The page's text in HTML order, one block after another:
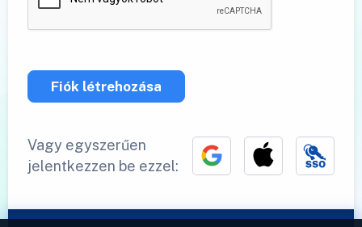
Fiók létrehozása
Vagy egyszerűen
jelentkezzen be ezzel: